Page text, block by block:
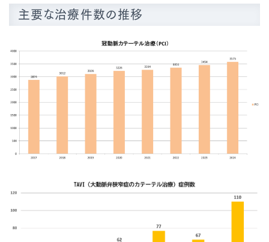
主要な治療件数の推移